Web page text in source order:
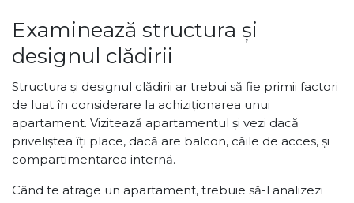
Examinează structura și
designul clădirii
Structura și designul clădirii ar trebui să fie primii factori
de luat în considerare la achiziționarea unui
apartament. Vizitează apartamentul și vezi dacă
priveliștea îți place, dacă are balcon, căile de acces, și
compartimentarea internă.
Când te atrage un apartament, trebuie să-l analizezi